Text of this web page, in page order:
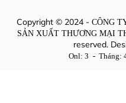
Copyright © 2024 - CÔNG
SẢN XUẤT THƯƠNG MẠI
reserved.
Onl: 3 Tháng: